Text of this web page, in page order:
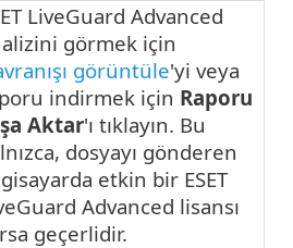
LiveGuard Advanced
görmek için
görüntüle'yi veya
indirmek için Raporu
Aktar'ı tıklayın. Bu
dosyayı gönderen
etkin bir ESET
Advanced lisansı
geçerlidir.